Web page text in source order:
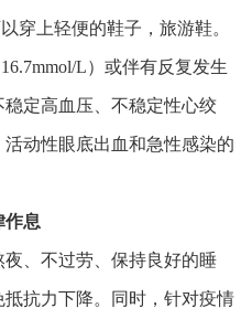
上轻便的鞋子，旅游鞋。
L）或伴有反复发生
定高血压、不稳定性心绞
动性眼底出血和急性感染的
作息
、不过劳、保持良好的睡
抗力下降。同时，针对疫情